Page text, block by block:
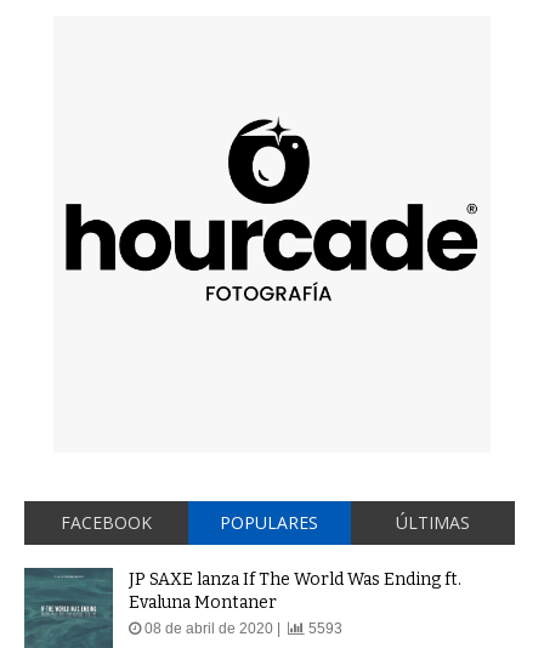
FACEBOOK POPULARES ÚLTIMAS
JP SAXE lanza If The World Was Ending ft.
Evaluna Montaner
08 de abril de 2020 | 5593